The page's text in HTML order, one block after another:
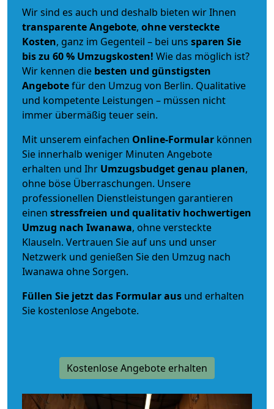
Wir sind es auch und deshalb bieten wir Ihnen
transparente Angebote, ohne versteckte
Kosten, ganz im Gegenteil – bei uns sparen Sie
bis zu 60 % Umzugskosten! Wie das möglich ist?
Wir kennen die besten und günstigsten
Angebotefür den Umzug von Berlin. Qualitative
und kompetente Leistungen – müssen nicht
immer übermäßig teuer sein.
Mit unserem einfachen Online-Formular können
Sie innerhalb weniger Minuten Angebote
erhalten und Ihr Umzugsbudgetgenau planen,
ohne böse Überraschungen. Unsere
professionellen Dienstleistungen garantieren
einen stressfreien und qualitativ hochwertigen
Umzug nach Iwanawa, ohne versteckte
Klauseln. Vertrauen Sie auf uns und unser
Netzwerk und genießen Sie den Umzug nach
Iwanawa ohne Sorgen.
Füllen Sie jetzt das Formular aus und erhalten
Sie kostenlose Angebote.
Kostenlose Angebote erhalten